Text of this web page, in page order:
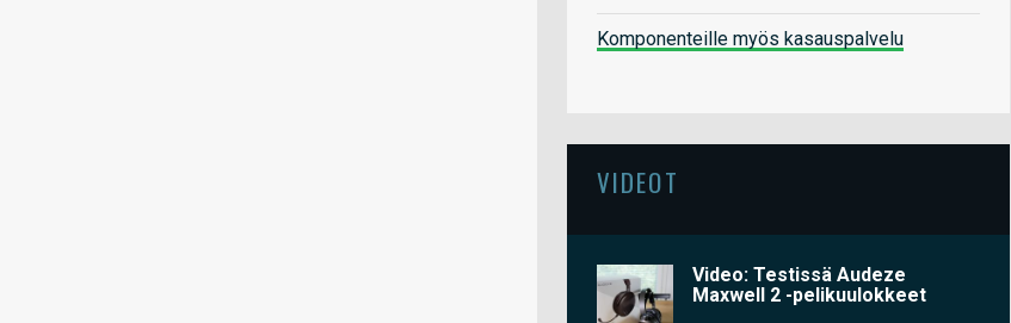
Komponenteille myös kasauspalvelu
VIDEOT
Video: Testissä Audeze
Maxwell 2 -pelikuulokkeet